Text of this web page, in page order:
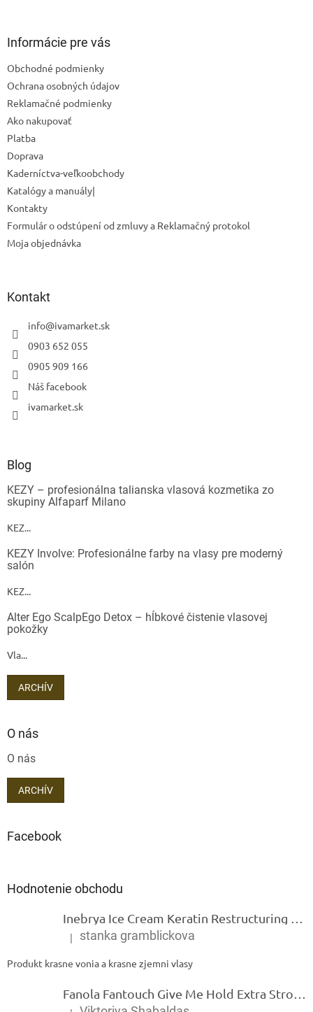
Informácie pre vás
Obchodné podmienky
Ochrana osobných údajov
Reklamačné podmienky
Ako nakupovať
Platba
Doprava
Kaderníctva-veľkoobchody
Katalógy a manuály|
Kontakty
Formulár o odstúpení od zmluvy a Reklamačný protokol
Moja objednávka
Kontakt
info@ivamarket.sk
0903 652 055
0905 909 166
Náš facebook
ivamarket.sk
Blog
KEZY – profesionálna talianska vlasová kozmetika zo
skupiny Alfaparf Milano
KEZ...
KEZY Involve: Profesionálne farby na vlasy pre moderný
salón
KEZ...
Alter Ego ScalpEgo Detox – hĺbkové čistenie vlasovej
pokožky
Vla...
ARCHÍV
O nás
O nás
ARCHÍV
Facebook
Hodnotenie obchodu
Inebrya Ice Cream Keratin Restructuring Mask – reštrukturalizačná maska s keratínom 1000 ml
Hodnotenie produktu je 5 z 5 hviezdičiek.
| stanka gramblickova
Produkt krasne vonia a krasne zjemni vlasy
Fanola Fantouch Give Me Hold Extra Strong Fluid Gel - Extra silný rýchloschnúci tekutý gel 250 ml